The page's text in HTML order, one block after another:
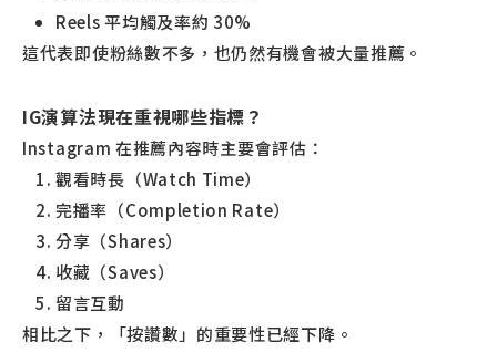
Reels 平均觸及率約 30%
這代表即使粉絲數不多，也仍然有機會被大量推薦。
IG演算法現在重視哪些指標？
Instagram 在推薦內容時主要會評估：
觀看時長（Watch Time）
完播率（Completion Rate）
分享（Shares）
收藏（Saves）
留言互動
相比之下，「按讚數」的重要性已經下降。